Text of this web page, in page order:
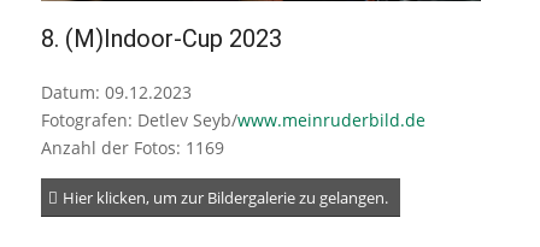
8. (M)Indoor-Cup 2023
Datum: 09.12.2023
Fotografen: Detlev Seyb/www.meinruderbild.de
Anzahl der Fotos: 1169
Hier klicken, um zur Bildergalerie zu gelangen.